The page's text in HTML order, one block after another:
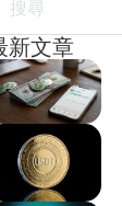
新文章